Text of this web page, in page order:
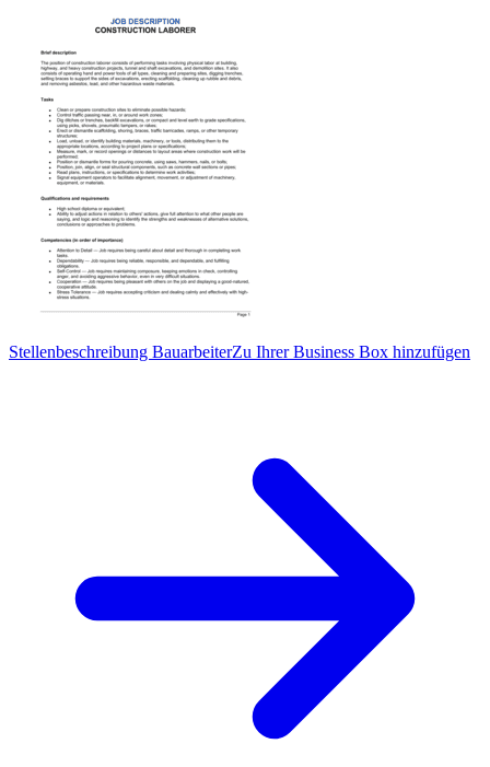
Stellenbeschreibung BauarbeiterZu Ihrer Business Box hinzufügen